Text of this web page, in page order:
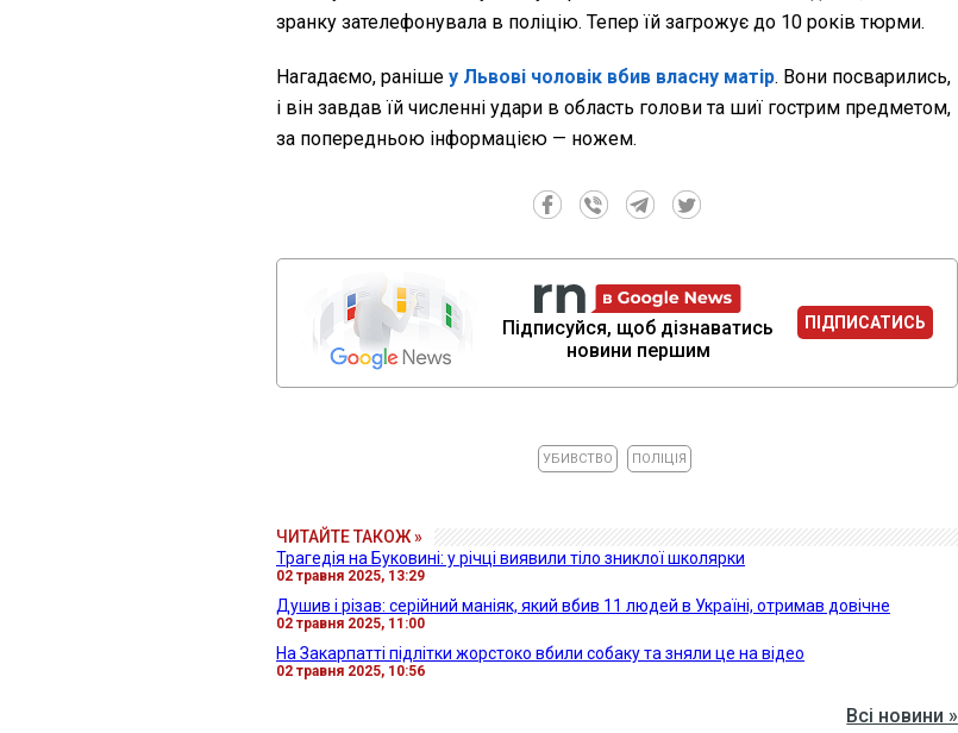
зранку зателефонувала в поліцію. Тепер їй загрожує до 10 років тюрми.
Нагадаємо, раніше у Львові чоловік вбив власну матір. Вони посварились,
і він завдав їй численні удари в область голови та шиї гострим предметом,
за попередньою інформацією — ножем.
Підписуйся, щоб дізнаватись
новини першим
ПІДПИСАТИСЬ
УБИВСТВО ПОЛІЦІЯ
ЧИТАЙТЕ ТАКОЖ »
Трагедія на Буковині: у річці виявили тіло зниклої школярки
02 травня 2025, 13:29
Душив і різав: серійний маніяк, який вбив 11 людей в Україні, отримав довічне
02 травня 2025, 11:00
На Закарпатті підлітки жорстоко вбили собаку та зняли це на відео
02 травня 2025, 10:56
Всі новини »